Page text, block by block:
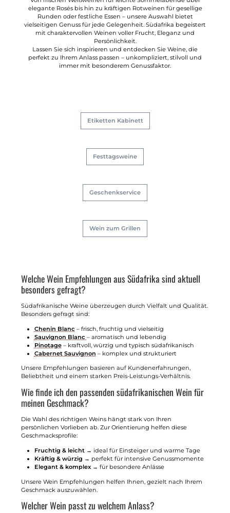
elegante Rosés bis hin zu kräftigen Rotweinen für gesellige
Runden oder festliche Essen – unsere Auswahl bietet
vielseitigen Genuss für jede Gelegenheit. Südafrika begeistert
mit charaktervollen Weinen voller Frucht, Eleganz und
Persönlichkeit.
Lassen Sie sich inspirieren und entdecken Sie Weine, die
perfekt zu Ihrem Anlass passen – unkompliziert, stilvoll und
immer mit besonderem Genussfaktor.
Etiketten Kabinett
Festtagsweine
Geschenkservice
Wein zum Grillen
Welche Wein Empfehlungen aus Südafrika sind aktuell
besonders gefragt?
Südafrikanische Weine überzeugen durch Vielfalt und Qualität.
Besonders gefragt sind:
Chenin Blanc – frisch, fruchtig und vielseitig
Sauvignon Blanc – aromatisch und lebendig
Pinotage– kraftvoll, würzig und typisch südafrikanisch
Cabernet Sauvignon – komplex und strukturiert
Unsere Empfehlungen basieren auf Kundenerfahrungen,
Beliebtheit und einem starken Preis-Leistungs-Verhältnis.
Wie finde ich den passenden südafrikanischen Wein für
meinen Geschmack?
Die Wahl des richtigen Weins hängt stark von Ihren
persönlichen Vorlieben ab. Zur Orientierung helfen diese
Geschmacksprofile:
Fruchtig & leicht→ ideal für Einsteiger und warme Tage
Kräftig & würzig → perfekt für intensive Genussmomente
Elegant & komplex→ für besondere Anlässe
Unsere Wein Empfehlungen helfen Ihnen, gezielt nach Ihrem
Geschmack auszuwählen.
Welcher Wein passt zu welchem Anlass?